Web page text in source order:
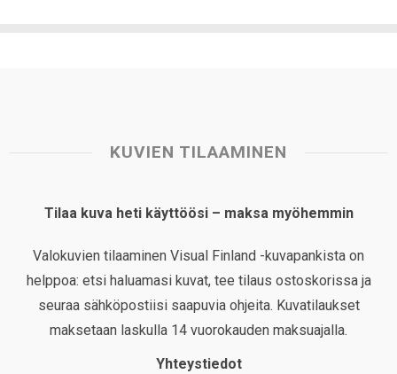
KUVIEN TILAAMINEN
Tilaa kuva heti käyttöösi – maksa myöhemmin
Valokuvien tilaaminen Visual Finland -kuvapankista on
helppoa: etsi haluamasi kuvat, tee tilaus ostoskorissa ja
seuraa sähköpostiisi saapuvia ohjeita. Kuvatilaukset
maksetaan laskulla 14 vuorokauden maksuajalla.
Yhteystiedot